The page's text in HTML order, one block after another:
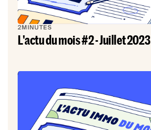
2MINUTES
L'actu du mois #2 - Juillet 2023